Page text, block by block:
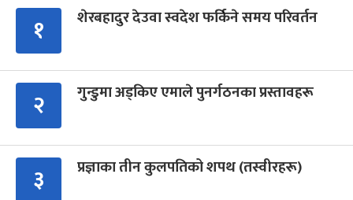
१ शेरबहादुर देउवा स्वदेश फर्किने समय परिवर्तन
२ गुन्डुमा अड्किए एमाले पुनर्गठनका प्रस्तावहरू
३ प्रज्ञाका तीन कुलपतिको शपथ (तस्वीरहरू)